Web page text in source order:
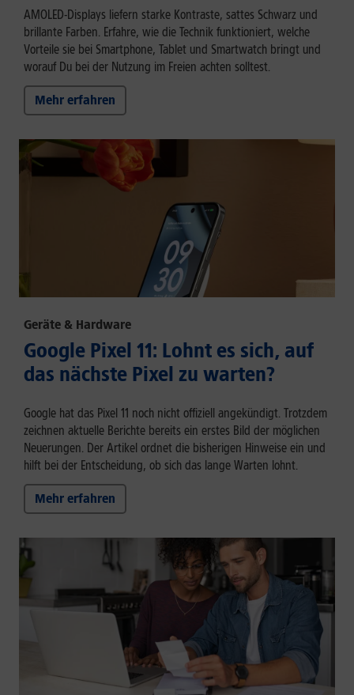
AMOLED-Displays liefern starke Kontraste, sattes Schwarz und
brillante Farben. Erfahre, wie die Technik funktioniert, welche
Vorteile sie bei Smartphone, Tablet und Smartwatch bringt und
worauf Du bei der Nutzung im Freien achten solltest.
Mehr erfahren
Geräte & Hardware
Google Pixel 11: Lohnt es sich, auf
das nächste Pixel zu warten?
Google hat das Pixel 11 noch nicht offiziell angekündigt. Trotzdem
zeichnen aktuelle Berichte bereits ein erstes Bild der möglichen
Neuerungen. Der Artikel ordnet die bisherigen Hinweise ein und
hilft bei der Entscheidung, ob sich das lange Warten lohnt.
Mehr erfahren